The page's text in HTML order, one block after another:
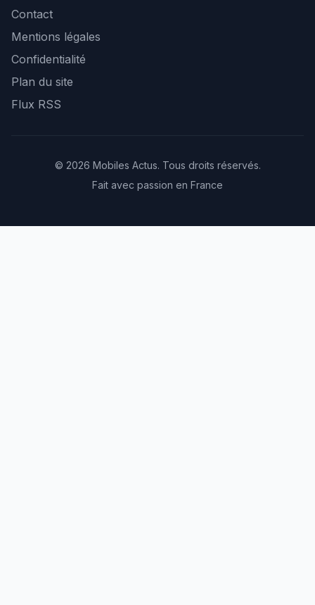
Contact
Mentions légales
Confidentialité
Plan du site
Flux RSS
© 2026 Mobiles Actus. Tous droits réservés.
Fait avec passion en France